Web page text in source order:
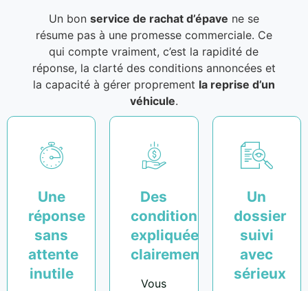
Un bon service de rachat d’épave ne se
résume pas à une promesse commerciale. Ce
qui compte vraiment, c’est la rapidité de
réponse, la clarté des conditions annoncées et
la capacité à gérer proprement la reprise d’un
véhicule.
Une
réponse
sans
attente
inutile
Des
conditions
expliquées
clairement
Vous
Un
dossier
suivi
avec
sérieux